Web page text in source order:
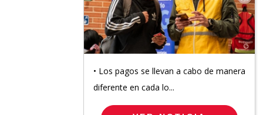
• Los pagos se llevan a cabo de manera
diferente en cada lo...